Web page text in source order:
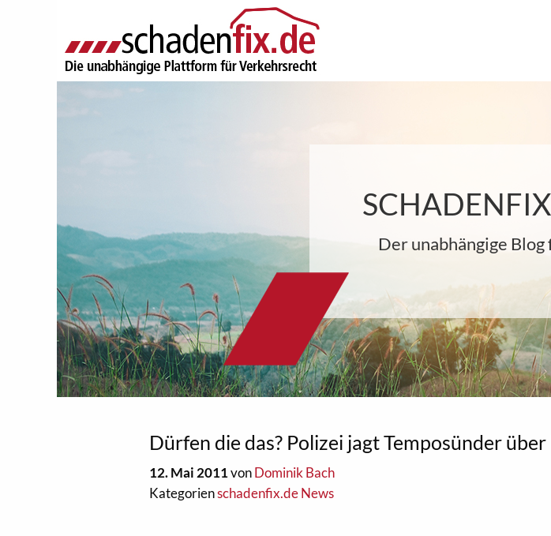
Der unabhängige
Dürfen die das? Polizei jagt Temposünder
12. Mai 2011vonDominik Bach
Kategorienschadenfix.de News